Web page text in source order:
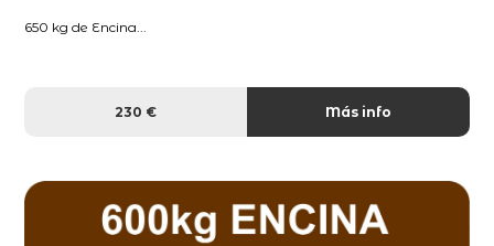
650 kg de Encina...
230 € Más info